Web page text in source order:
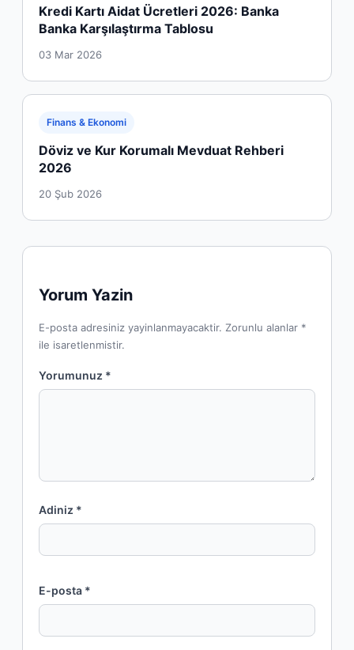
Kredi Kartı Aidat Ücretleri 2026: Banka
Banka Karşılaştırma Tablosu
03 Mar 2026
Finans & Ekonomi
Döviz ve Kur Korumalı Mevduat Rehberi
2026
20 Şub 2026
Yorum Yazin
E-posta adresiniz yayinlanmayacaktir. Zorunlu alanlar *
ile isaretlenmistir.
Yorumunuz *
Adiniz *
E-posta *